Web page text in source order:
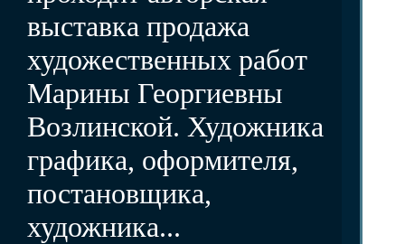
выставка продажа
художественных работ
Марины Георгиевны
Возлинской. Художника
графика, оформителя,
постановщика,
художника...